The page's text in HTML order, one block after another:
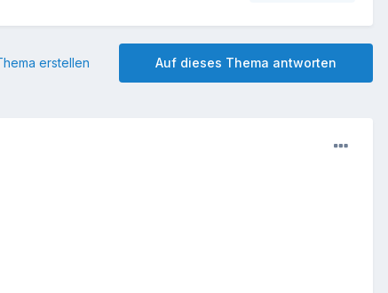
Auf dieses Thema antworten
erstellen